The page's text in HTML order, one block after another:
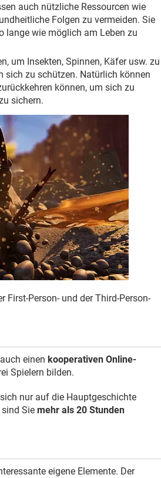
auch nützliche Ressourcen wie
Folgen zu vermeiden. Sie
lange wie möglich am Leben zu
um Insekten, Spinnen, Käfer usw. zu
sich zu schützen. Natürlich können
können, um sich zu
sichern.
First-Person- und der Third-Person-
einen kooperativen Online-
Spielern bilden.
nur auf die Hauptgeschichte
Sie mehr als 20 Stunden
eigene Elemente. Der